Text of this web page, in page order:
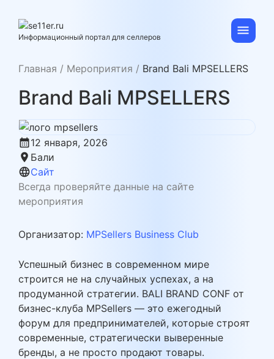
contentse11er.ru
Информационный портал для селлеров
Главная / Мероприятия / Brand Bali MPSELLERS
Brand Bali MPSELLERS
calendar_month12 января, 2026
location_on Бали
languageСайт
Всегда проверяйте данные на сайте
мероприятия
Организатор: MPSellers Business Club
Успешный бизнес в современном мире
строится не на случайных успехах, а на
продуманной стратегии. BALI BRAND CONF от
бизнес-клуба MPSellers — это ежегодный
форум для предпринимателей, которые строят
современные, стратегически выверенные
бренды, а не просто продают товары.